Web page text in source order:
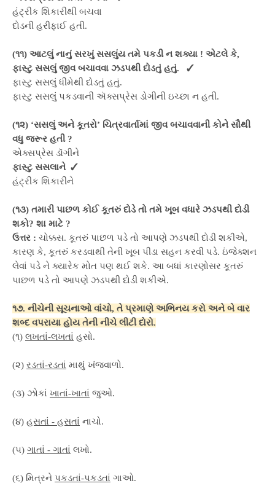
હંટ્રીક શિકારીથી બચવા
દોડની હરીફાઈ હતી.
(૧૧) આટલું નાનું સરખું સસલુંય તમે પકડી ન શક્યા ! એટલે કે,
ફાસ્ટુ સસલું જીવ બચાવવા ઝડપથી દોડતું હતું. ✓
ફાસ્ટુ સસલું ધીમેથી દોડતું હતું.
ફાસ્ટુ સસલું પકડવાની ઍક્સપ્રેસ ડોગીની ઇચ્છા ન હતી.
(૧૨) ‘સસલું અને કૂતરો’ ચિત્રવાર્તામાં જીવ બચાવવાની કોને સૌથી
વધુ જરૂર હતી ?
એક્સપ્રેસ ડૉગીને
ફાસ્ટુ સસલાને ✓
હંટ્રીક શિકારીને
(૧૩) તમારી પાછળ કોઈ કૂતરું દોડે તો તમે ખૂબ વધારે ઝડપથી દોડી
શકો? શા માટે ?
ઉત્તર : ચોક્કસ. કૂતરું પાછળ પડે તો આપણે ઝડપથી દોડી શકીએ,
કારણ કે, કૂતરું કરડવાથી તેની ખૂબ પીડા સહન કરવી પડે. ઇંજેક્શન
લેવાં પડે ને ક્યારેક મોત પણ થઈ શકે. આ બધાં કારણોસર કૂતરું
પાછળ પડે તો આપણે ઝડપથી દોડી શકીએ.
૧૭. નીચેની સૂચનાઓ વાંચો, તે પ્રમાણે અભિનય કરો અને બે વાર
શબ્દ વપરાયા હોય તેની નીચે લીટી દોરો.
(૧) લખતાં-લખતાં હસો.
(૨) રડતાં-રડતાં માથું ખંજવાળો.
(૩) ઝોકાં ખાતાં-ખાતાં જુઓ.
(૪) હસતાં - હસતાં નાચો.
(૫) ગાતાં - ગાતાં લખો.
(૬) મિત્રને પકડતાં-પકડતાં ગાઓ.